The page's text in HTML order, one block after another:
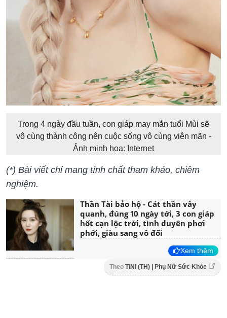
Trong 4 ngày đầu tuần, con giáp may mắn tuổi Mùi sẽ
vô cùng thành công nên cuộc sống vô cùng viên mãn -
Ảnh minh họa: Internet
(*) Bài viết chỉ mang tính chất tham khảo, chiêm
nghiệm.
Thần Tài bảo hộ - Cát thần vây
quanh, đúng 10 ngày tới, 3 con giáp
hốt cạn lộc trời, tình duyên phơi
phới, giàu sang vô đối
Xem thêm
Theo TiNi (TH) | Phụ Nữ Sức Khỏe